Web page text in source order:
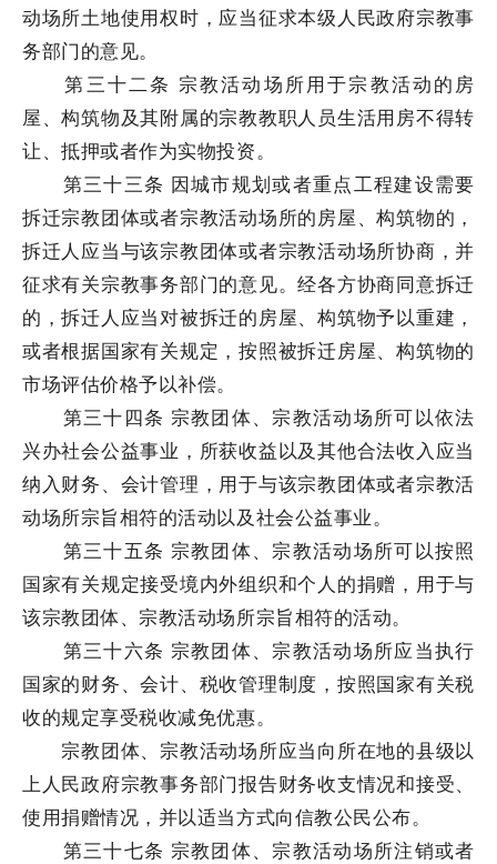
动场所土地使用权时，应当征求本级人民政府宗教事
务部门的意见。
第三十二条 宗教活动场所用于宗教活动的房
屋、构筑物及其附属的宗教教职人员生活用房不得转
让、抵押或者作为实物投资。
第三十三条 因城市规划或者重点工程建设需要
拆迁宗教团体或者宗教活动场所的房屋、构筑物的，
拆迁人应当与该宗教团体或者宗教活动场所协商，并
征求有关宗教事务部门的意见。经各方协商同意拆迁
的，拆迁人应当对被拆迁的房屋、构筑物予以重建，
或者根据国家有关规定，按照被拆迁房屋、构筑物的
市场评估价格予以补偿。
第三十四条 宗教团体、宗教活动场所可以依法
兴办社会公益事业，所获收益以及其他合法收入应当
纳入财务、会计管理，用于与该宗教团体或者宗教活
动场所宗旨相符的活动以及社会公益事业。
第三十五条 宗教团体、宗教活动场所可以按照
国家有关规定接受境内外组织和个人的捐赠，用于与
该宗教团体、宗教活动场所宗旨相符的活动。
第三十六条 宗教团体、宗教活动场所应当执行
国家的财务、会计、税收管理制度，按照国家有关税
收的规定享受税收减免优惠。
宗教团体、宗教活动场所应当向所在地的县级以
上人民政府宗教事务部门报告财务收支情况和接受、
使用捐赠情况，并以适当方式向信教公民公布。
第三十七条 宗教团体、宗教活动场所注销或者